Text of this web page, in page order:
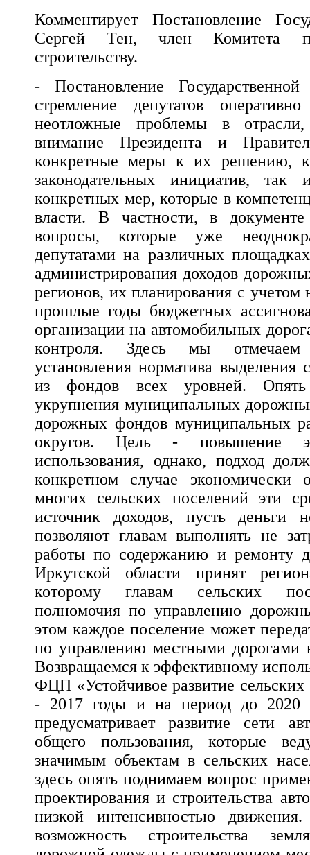
Комментирует Постановление
Сергей Тен, член Комитета
строительству.
- Постановление
стремление депутатов
неотложные проблемы в
внимание Президента и
конкретные меры к их решению,
законодательных инициатив,
конкретных мер, которые в
власти. В частности, в
вопросы, которые уже
депутатами на различных
администрирования доходов
регионов, их планирования с учетом
прошлые годы бюджетных
организации на автомобильных
контроля. Здесь мы отмечаем
установления норматива выделения
из фондов всех уровней.
укрупнения муниципальных
дорожных фондов муниципальных
округов. Цель - повышение
использования, однако, подход
конкретном случае экономически
многих сельских поселений эти
источник доходов, пусть деньги
позволяют главам выполнять не
работы по содержанию и ремонту
Иркутской области принят
которому главам сельских
полномочия по управлению
этом каждое поселение может
по управлению местными дорогами
Возвращаемся к эффективному
ФЦП «Устойчивое развитие сельских
- 2017 годы и на период до 2020
предусматривает развитие сети
общего пользования, которые
значимым объектам в сельских
здесь опять поднимаем вопрос
проектирования и строительства
низкой интенсивностью
возможность строительства